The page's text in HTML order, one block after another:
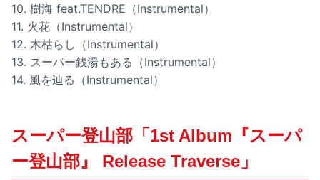
10. 樹海 feat.TENDRE（Instrumental）
11. 火花（Instrumental）
12. 木枯らし（Instrumental）
13. スーパー銭湯もある（Instrumental）
14. 風を辿る（Instrumental）
スーパー登山部「1st Album『スーパ
ー登山部』 Release Traverse」